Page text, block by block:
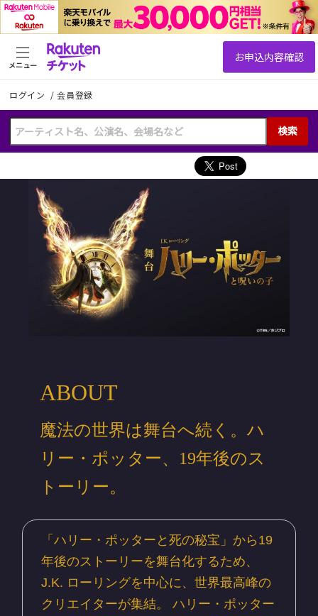
ログイン /会員登録
検索
メニュー
ABOUT
魔法の世界は舞台へ続く。ハ
リー・ポッター、19年後のス
トーリー。
「ハリー・ポッターと死の秘宝」から19
年後のストーリーを舞台化するため、
J.K. ローリングを中心に、世界最高峰の
クリエイターが集結。 ハリー・ポッター